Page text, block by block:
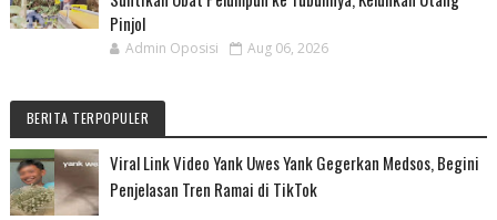
Pinjol
Admin Oposisi Aug 06, 2026
BERITA TERPOPULER
Viral Link Video Yank Uwes Yank Gegerkan Medsos, Begini
Penjelasan Tren Ramai di TikTok